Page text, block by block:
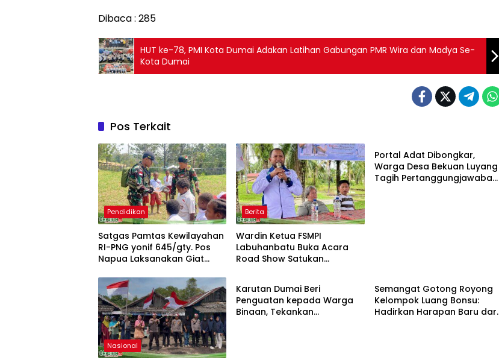
Dibaca : 285
HUT ke-78, PMI Kota Dumai Adakan Latihan Gabungan PMR Wira dan Madya Se-
Kota Dumai
Pos Terkait
Pendidikan
Satgas Pamtas Kewilayahan
RI-PNG yonif 645/gty. Pos
Napua Laksanakan Giat
Berita
Wardin Ketua FSMPI
Labuhanbatu Buka Acara
Road Show Satukan
Ketenagakerjaan Baru
Portal Adat Dibongkar,
Warga Desa Bekuan Luyang
Tagih Pertanggungjawaban
Nasional
Berita
Karutan Dumai Beri
Penguatan kepada Warga
Binaan, Tekankan
Semangat Gotong Royong
Kelompok Luang Bonsu:
Hadirkan Harapan Baru dari